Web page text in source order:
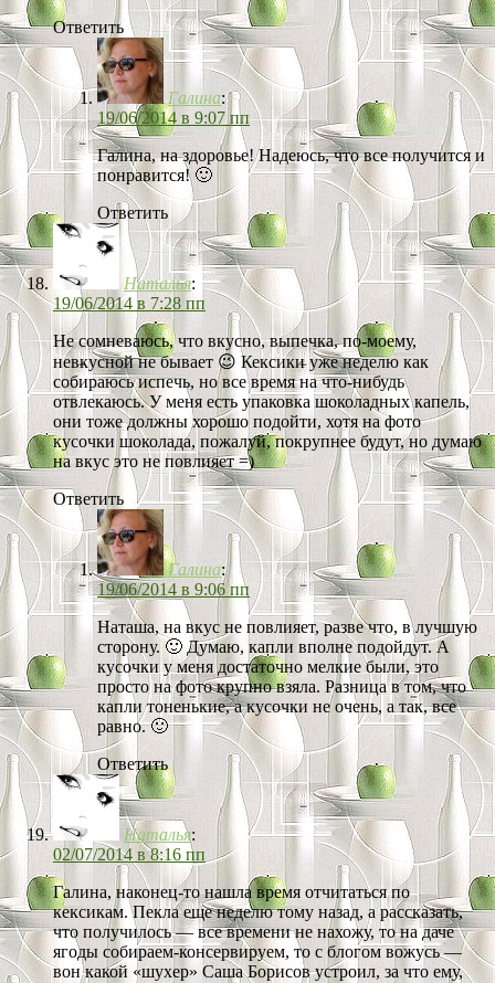
Ответить
Галина:
19/06/2014 в 9:07 пп
Галина, на здоровье! Надеюсь, что все получится и
понравится! 🙂
Ответить
Наталья:
19/06/2014 в 7:28 пп
Не сомневаюсь, что вкусно, выпечка, по-моему,
невкусной не бывает 😉 Кексики уже неделю как
собираюсь испечь, но все время на что-нибудь
отвлекаюсь. У меня есть упаковка шоколадных капель,
они тоже должны хорошо подойти, хотя на фото
кусочки шоколада, пожалуй, покрупнее будут, но думаю
на вкус это не повлияет =)
Ответить
Галина:
19/06/2014 в 9:06 пп
Наташа, на вкус не повлияет, разве что, в лучшую
сторону. 🙂 Думаю, капли вполне подойдут. А
кусочки у меня достаточно мелкие были, это
просто на фото крупно взяла. Разница в том, что
капли тоненькие, а кусочки не очень, а так, все
равно. 🙂
Ответить
Наталья:
02/07/2014 в 8:16 пп
Галина, наконец-то нашла время отчитаться по
кексикам. Пекла еще неделю тому назад, а рассказать,
что получилось — все времени не нахожу, то на даче
ягоды собираем-консервируем, то с блогом вожусь —
вон какой «шухер» Саша Борисов устроил, за что ему,